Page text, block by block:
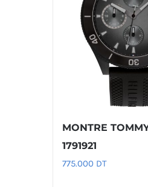
MONTRE
1791921
775.000 DT